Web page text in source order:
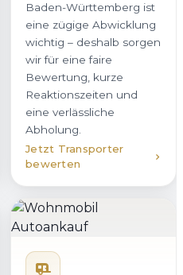
Baden-Württemberg ist
eine zügige Abwicklung
wichtig – deshalb sorgen
wir für eine faire
Bewertung, kurze
Reaktionszeiten und
eine verlässliche
Abholung.
Jetzt Transporter
bewerten